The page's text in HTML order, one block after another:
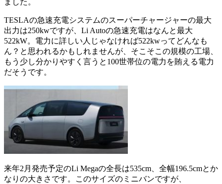
TESLAの急速充電システムのスーパーチャージャーの最大
出力は250kwですが、Li Autoの急速充電はなんと最大
522kW。電力に詳しい人じゃなければ522kwってどんなも
ん？と思われるかもしれませんが、そこそこの規模の工場、
もう少し分かりやすく言うと100世帯位の電力を賄える電力
だそうです。
来年2月発売予定のLi Megaの全長は535cm、全幅196.5cmとか
なりの大きさです。このサイズのミニバンですが、